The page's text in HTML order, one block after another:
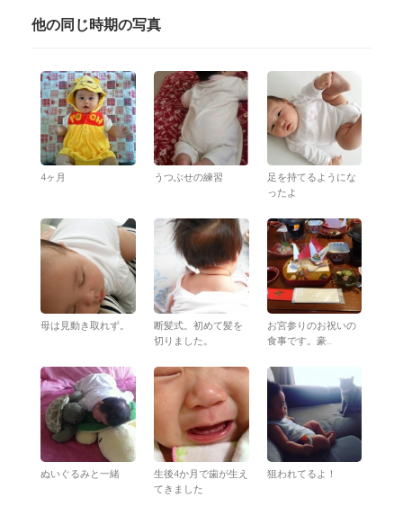
他の同じ時期の写真
4ヶ月 うつぶせの練習
足を持てるようにな
ったよ
母は見動き取れず。
断髪式。初めて髪を
切りました。
お宮参りのお祝いの
食事です。豪...
ぬいぐるみと一緒
生後4か月で歯が生え
てきました
狙われてるよ！